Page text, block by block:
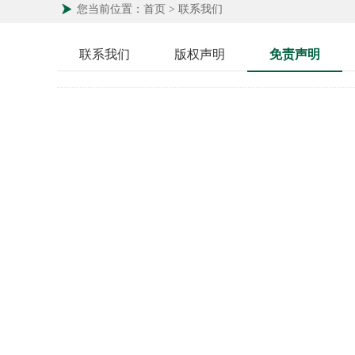
您当前位置：首页 > 联系我们
联系我们 版权声明 免责声明